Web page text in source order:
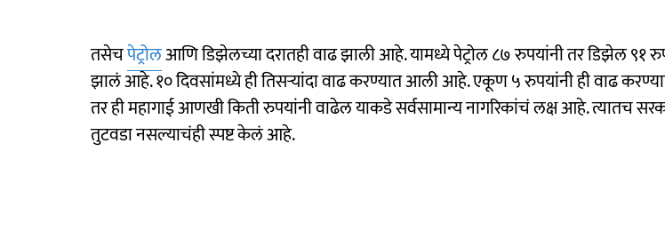
तसेचपेट्रोलआणि डिझेलच्या दरातही वाढ झाली आहे. यामध्ये पेट्रोल ८७ रुपयांनी तर डिझेल ९१
झालं आहे. १० दिवसांमध्ये ही तिसऱ्यांदा वाढ करण्यात आली आहे. एकूण ५ रुपयांनी ही वाढ
तर ही महागाई आणखी किती रुपयांनी वाढेल याकडे सर्वसामान्य नागरिकांचं लक्ष आहे. त्यातच
तुटवडा नसल्याचंही स्पष्ट केलं आहे.